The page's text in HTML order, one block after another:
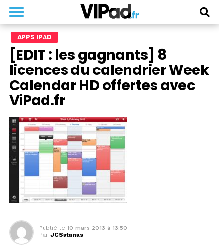
APPS IPAD
[EDIT : les gagnants] 8
licences du calendrier Week
Calendar HD offertes avec
ViPad.fr
Publié le 10 mars 2013 à 13:50
Par JCSatanas